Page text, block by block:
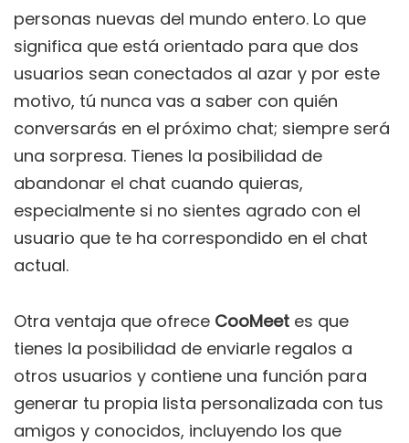
personas nuevas del mundo entero. Lo que
significa que está orientado para que dos
usuarios sean conectados al azar y por este
motivo, tú nunca vas a saber con quién
conversarás en el próximo chat; siempre será
una sorpresa. Tienes la posibilidad de
abandonar el chat cuando quieras,
especialmente si no sientes agrado con el
usuario que te ha correspondido en el chat
actual.
Otra ventaja que ofrece CooMeet es que
tienes la posibilidad de enviarle regalos a
otros usuarios y contiene una función para
generar tu propia lista personalizada con tus
amigos y conocidos, incluyendo los que